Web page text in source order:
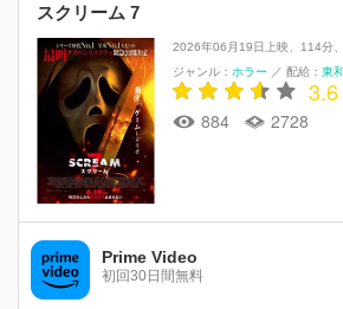
スクリーム 7
2026年06月19日上映 114分
ジャンル： ホラー ／ 配給： 東
3.6
884 2728
Prime Video
初回30日間無料